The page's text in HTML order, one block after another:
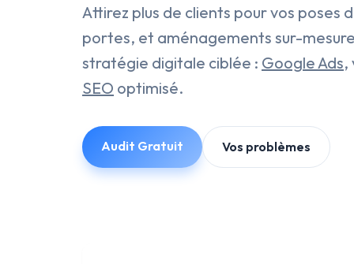
Attirez plus de clients pour vos poses
portes, et aménagements sur-
stratégie digitale ciblée : Google Ads,
SEO optimisé.
Audit Gratuit Vos problèmes